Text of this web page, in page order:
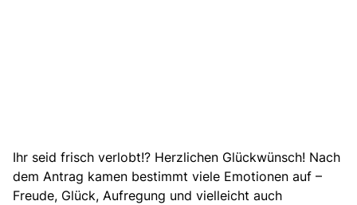
Ihr seid frisch verlobt!? Herzlichen Glückwünsch! Nach
dem Antrag kamen bestimmt viele Emotionen auf –
Freude, Glück, Aufregung und vielleicht auch